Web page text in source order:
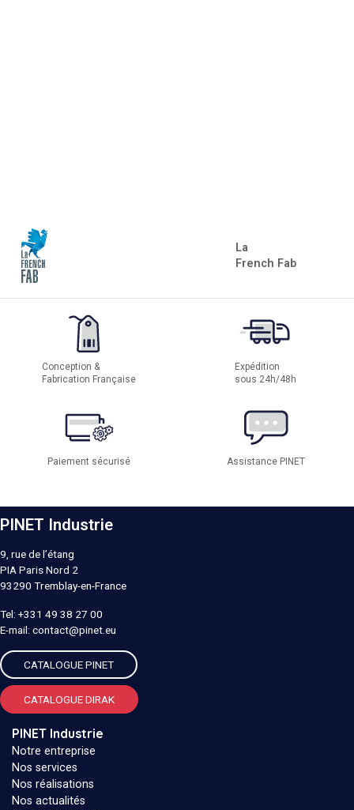
La
French Fab
Conception &
Fabrication Française
Expédition
sous 24h/48h
Paiement sécurisé Assistance PINET
PINET Industrie
9, rue de l’étang
PIA Paris Nord 2
93290 Tremblay-en-France
Tel: +331 49 38 27 00
E-mail: contact@pinet.eu
CATALOGUE PINET
CATALOGUE DIRAK
PINET Industrie
Notre entreprise
Nos services
Nos réalisations
Nos actualités